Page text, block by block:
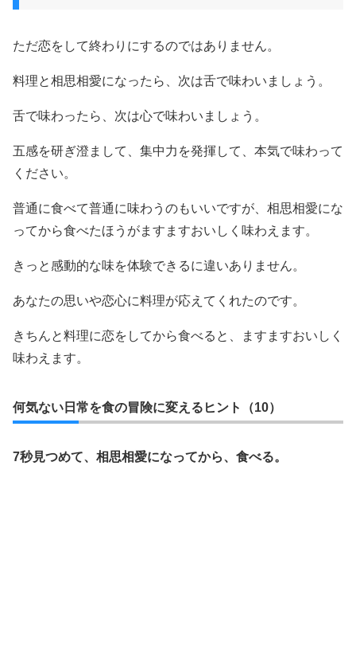
ただ恋をして終わりにするのではありません。
料理と相思相愛になったら、次は舌で味わいましょう。
舌で味わったら、次は心で味わいましょう。
五感を研ぎ澄まして、集中力を発揮して、本気で味わって
ください。
普通に食べて普通に味わうのもいいですが、相思相愛にな
ってから食べたほうがますますおいしく味わえます。
きっと感動的な味を体験できるに違いありません。
あなたの思いや恋心に料理が応えてくれたのです。
きちんと料理に恋をしてから食べると、ますますおいしく
味わえます。
何気ない日常を食の冒険に変えるヒント（10）
7秒見つめて、相思相愛になってから、食べる。